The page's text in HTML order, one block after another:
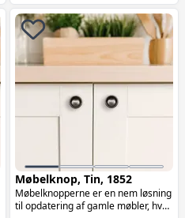
Møbelknop, Tin, 1852
Møbelknopperne er en nem løsning
til opdatering af gamle møbler, hvor